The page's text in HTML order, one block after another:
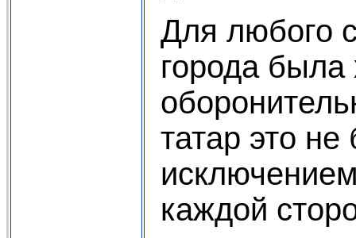
Для любого
города была
татар это
каждой